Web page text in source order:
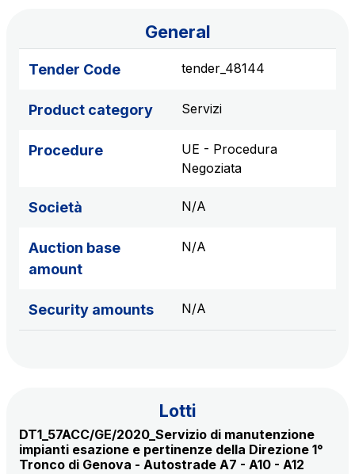
Concession expiring in 2032
Società Autostrada Tirrenica p.A.
Concession expiring in 2028
Tangenziale di Napoli S.p.A.
General
Tender Code tender_48144
Product category Servizi
Procedure
UE - Procedura
Negoziata
Società N/A
Auction base
amount
N/A
Security amounts N/A
Lotti
DT1_57ACC/GE/2020_Servizio di manutenzione
impianti esazione e pertinenze della Direzione 1°
Tronco di Genova - Autostrade A7 - A10 - A12